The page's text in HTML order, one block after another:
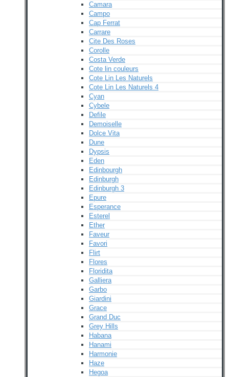
Camara
Campo
Cap Ferrat
Carrare
Cite Des Roses
Corolle
Costa Verde
Cote lin couleurs
Cote Lin Les Naturels
Cote Lin Les Naturels 4
Cyan
Cybele
Defile
Demoiselle
Dolce Vita
Dune
Dypsis
Eden
Edinbourgh
Edinburgh
Edinburgh 3
Epure
Esperance
Esterel
Ether
Faveur
Favori
Flirt
Flores
Floridita
Galliera
Garbo
Giardini
Grace
Grand Duc
Grey Hills
Habana
Hanami
Harmonie
Haze
Hegoa